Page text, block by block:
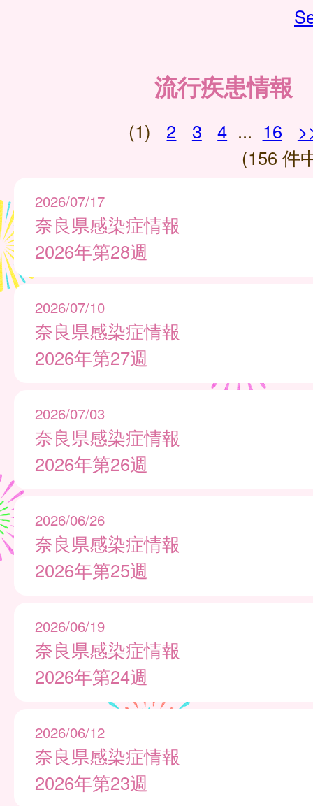
流行疾患情報
(1) 2 3 4 ... 16
(156 件
2026/07/17
奈良県感染症情報
2026年第28週
2026/07/10
奈良県感染症情報
2026年第27週
2026/07/03
奈良県感染症情報
2026年第26週
2026/06/26
奈良県感染症情報
2026年第25週
2026/06/19
奈良県感染症情報
2026年第24週
2026/06/12
奈良県感染症情報
2026年第23週